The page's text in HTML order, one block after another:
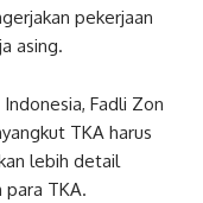
pekerjaan
asing.
Fadli Zon
TKA harus
lebih detail
TKA.